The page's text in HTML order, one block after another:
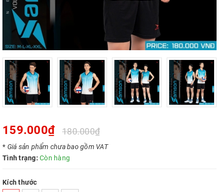
159.000₫ 180.000₫
* Giá sản phẩm chưa bao gồm VAT
Tình trạng: Còn hàng
Kích thước